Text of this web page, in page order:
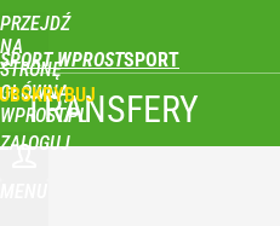
PRZEJDŹ
NA
STRONĘ
GŁÓWNĄ
WPROST.PL
SPORT WPROST
ZALOGUJ
TRANSFERY